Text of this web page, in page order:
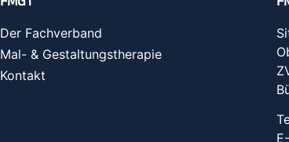
Der Fachverband
Mal- & Gestaltungstherapie
Kontakt